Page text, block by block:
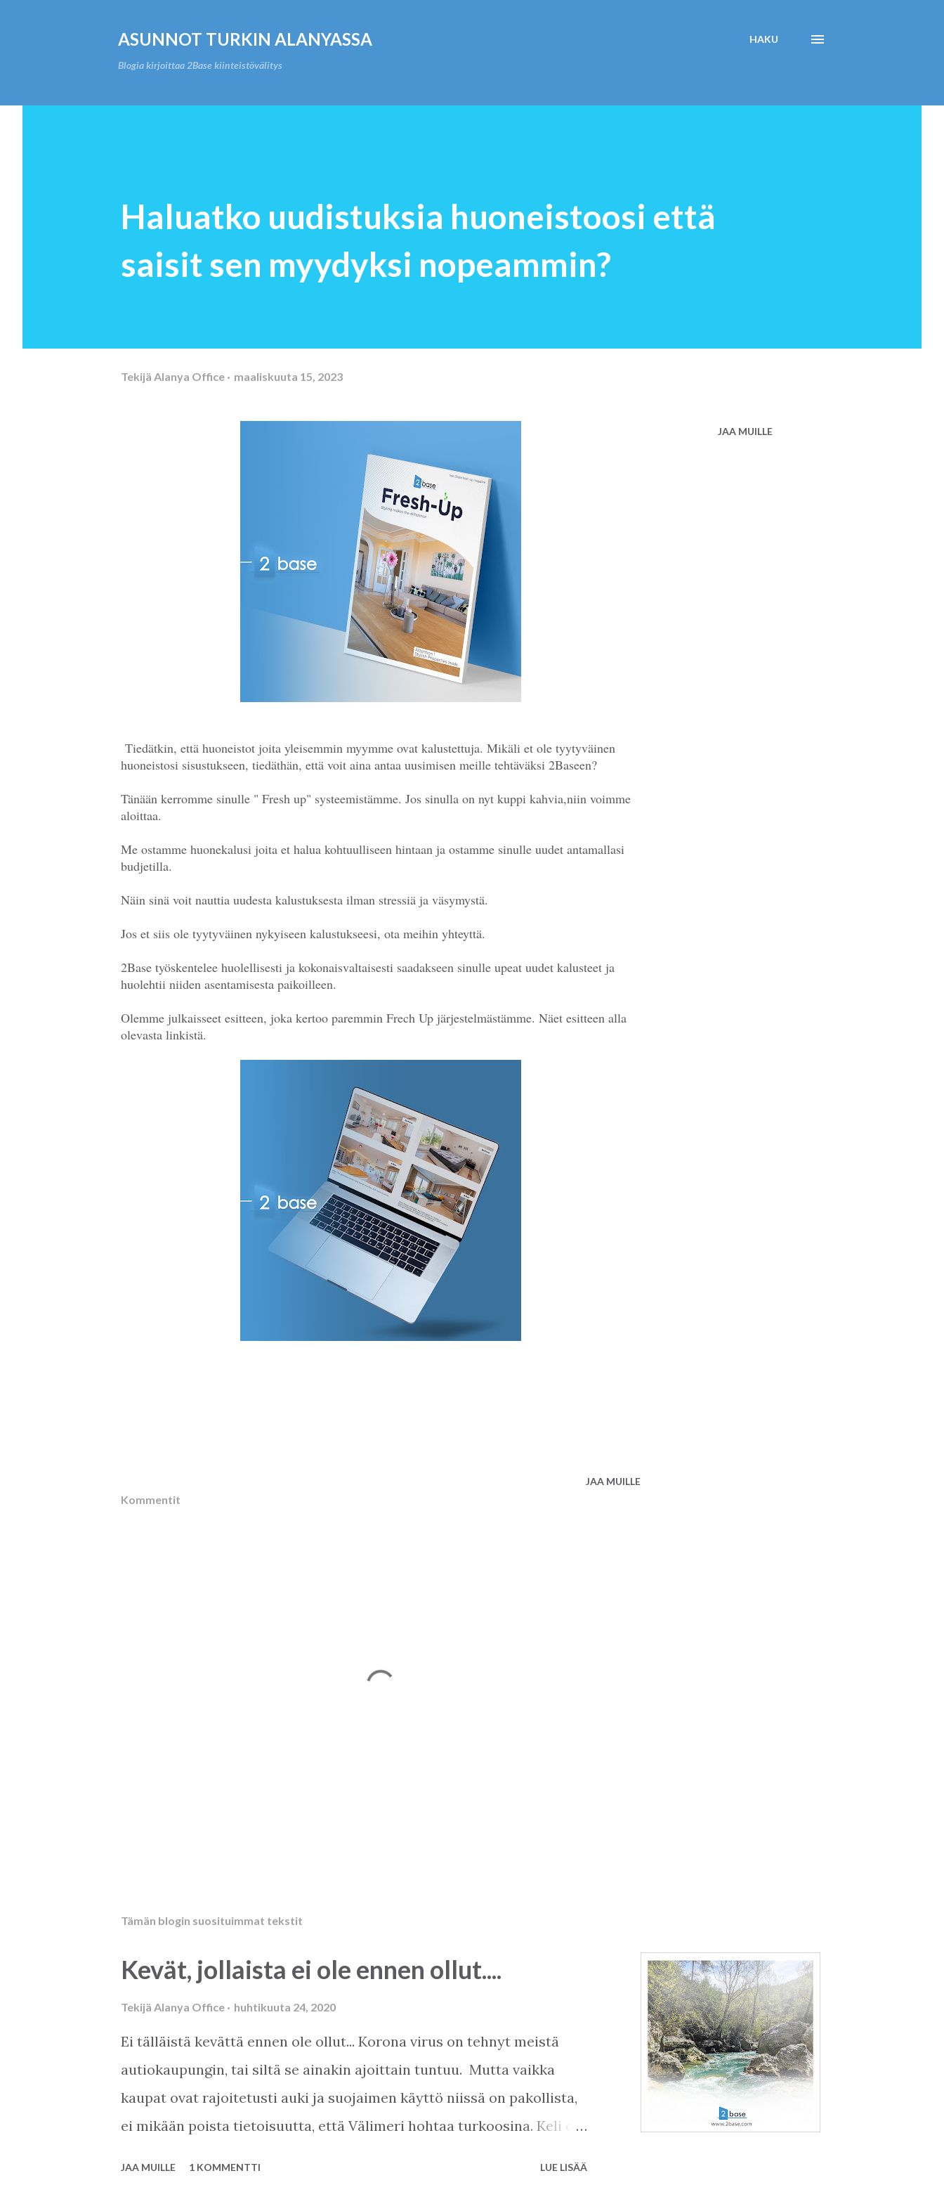
ASUNNOT TURKIN ALANYASSA
Blogia kirjoittaa 2Base kiinteistövälitys
HAKU
Haluatko uudistuksia huoneistoosi että
saisit sen myydyksi nopeammin?
Tekijä Alanya Office maaliskuuta 15, 2023
Tiedätkin, että huoneistot joita yleisemmin myymme ovat kalustettuja. Mikäli et ole tyytyväinen
huoneistosi sisustukseen, tiedäthän, että voit aina antaa uusimisen meille tehtäväksi 2Baseen?
Tänään kerromme sinulle " Fresh up" systeemistämme. Jos sinulla on nyt kuppi kahvia,niin voimme
aloittaa.
Me ostamme huonekalusi joita et halua kohtuulliseen hintaan ja ostamme sinulle uudet antamallasi
budjetilla.
Näin sinä voit nauttia uudesta kalustuksesta ilman stressiä ja väsymystä.
Jos et siis ole tyytyväinen nykyiseen kalustukseesi, ota meihin yhteyttä.
2Base työskentelee huolellisesti ja kokonaisvaltaisesti saadakseen sinulle upeat uudet kalusteet ja
huolehtii niiden asentamisesta paikoilleen.
Olemme julkaisseet esitteen, joka kertoo paremmin Frech Up järjestelmästämme. Näet esitteen alla
olevasta linkistä.
JAA MUILLE
JAA MUILLE
Kommentit
Tämän blogin suosituimmat tekstit
Kevät, jollaista ei ole ennen ollut....
Tekijä Alanya Office huhtikuuta 24, 2020
Ei tälläistä kevättä ennen ole ollut... Korona virus on tehnyt meistä
autiokaupungin, tai siltä se ainakin ajoittain tuntuu. Mutta vaikka
kaupat ovat rajoitetusti auki ja suojaimen käyttö niissä on pakollista,
ei mikään poista tietoisuutta, että Välimeri hohtaa turkoosina. Keli on
JAA MUILLE 1 KOMMENTTI LUE LISÄÄ